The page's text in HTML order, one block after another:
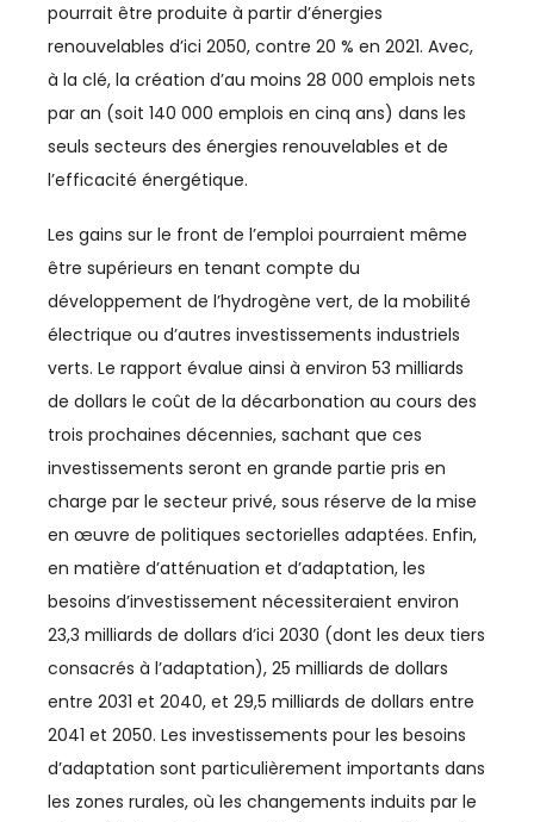
RÉGIONS
RH
RSE
SEISME
SERVICES
SOCIAL
SOLIDARITÉ
TELECOM
TEXTILE
TOURISME
TRANSPORTS / LOGISTIQUE
TRAVAIL
pourrait être produite à partir d’énergies
renouvelables d’ici 2050, contre 20 % en 2021. Avec,
à la clé, la création d’au moins 28 000 emplois nets
par an (soit 140 000 emplois en cinq ans) dans les
seuls secteurs des énergies renouvelables et de
l’efficacité énergétique.
Les gains sur le front de l’emploi pourraient même
être supérieurs en tenant compte du
développement de l’hydrogène vert, de la mobilité
électrique ou d’autres investissements industriels
verts. Le rapport évalue ainsi à environ 53 milliards
de dollars le coût de la décarbonation au cours des
trois prochaines décennies, sachant que ces
investissements seront en grande partie pris en
charge par le secteur privé, sous réserve de la mise
en œuvre de politiques sectorielles adaptées. Enfin,
en matière d’atténuation et d’adaptation, les
besoins d’investissement nécessiteraient environ
23,3 milliards de dollars d’ici 2030 (dont les deux tiers
consacrés à l’adaptation), 25 milliards de dollars
entre 2031 et 2040, et 29,5 milliards de dollars entre
2041 et 2050. Les investissements pour les besoins
d’adaptation sont particulièrement importants dans
les zones rurales, où les changements induits par le